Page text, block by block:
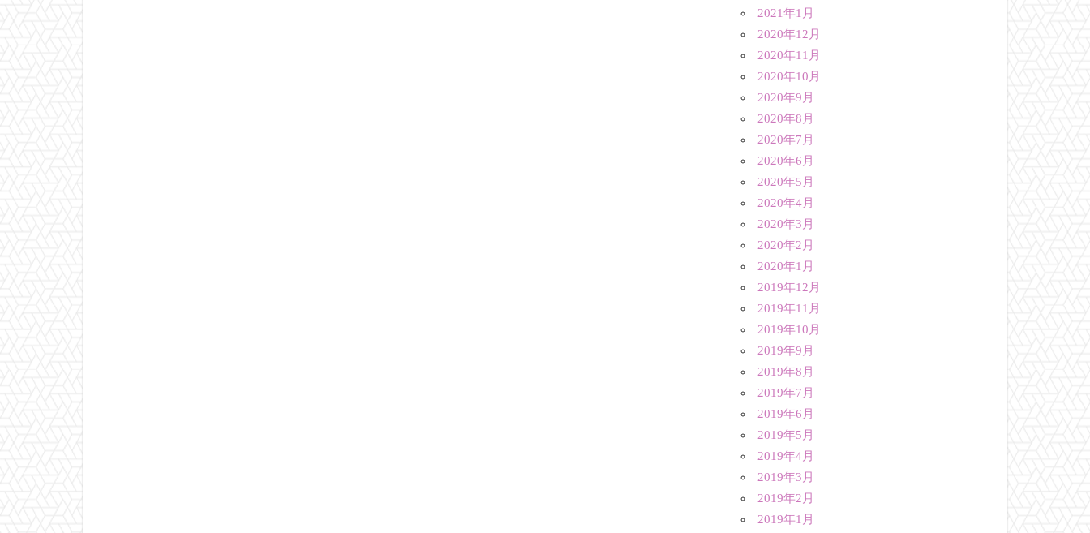
2021年1月
2020年12月
2020年11月
2020年10月
2020年9月
2020年8月
2020年7月
2020年6月
2020年5月
2020年4月
2020年3月
2020年2月
2020年1月
2019年12月
2019年11月
2019年10月
2019年9月
2019年8月
2019年7月
2019年6月
2019年5月
2019年4月
2019年3月
2019年2月
2019年1月